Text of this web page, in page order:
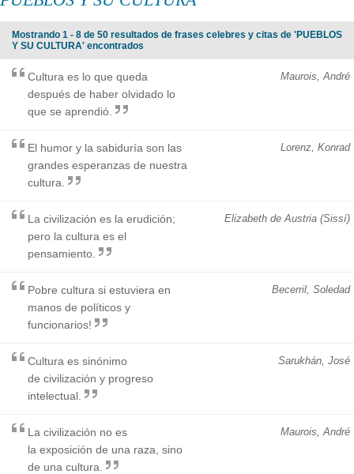
Mostrando 1 - 8 de 50 resultados de frases celebres y citas de 'PUEBLOS
Y SU CULTURA' encontrados
Maurois, André
Cultura es lo que queda
después de haber olvidado lo
que se aprendió.
Lorenz, Konrad
El humor y la sabiduría son las
grandes esperanzas de nuestra
cultura.
Elizabeth de Austria (Sissí)
La civilización es la erudición;
pero la cultura es el
pensamiento.
Becerril, Soledad
Pobre cultura si estuviera en
manos de políticos y
funcionarios!
Sarukhán, José
Cultura es sinónimo
de civilización y progreso
intelectual.
Maurois, André
La civilización no es
la exposición de una raza, sino
de una cultura.